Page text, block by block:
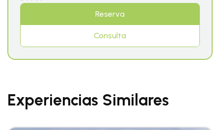
Reserva
Consulta
Experiencias Similares